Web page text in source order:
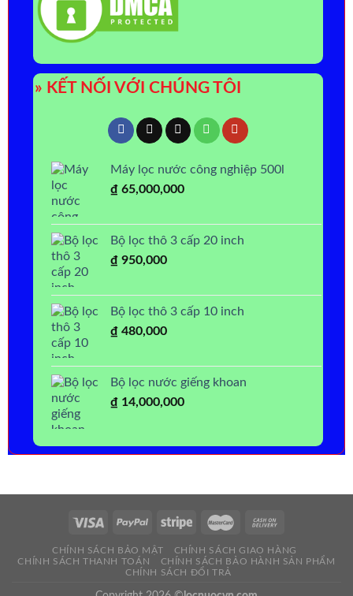
» KẾT NỐI VỚI CHÚNG TÔI
Máy lọc nước công nghiệp 500l
₫65,000,000
Bộ lọc thô 3 cấp 20 inch
₫950,000
Bộ lọc thô 3 cấp 10 inch
₫480,000
Bộ lọc nước giếng khoan
₫14,000,000
CHÍNH SÁCH BẢO MẬT
CHÍNH SÁCH GIAO HÀNG
CHÍNH SÁCH THANH TOÁN
CHÍNH SÁCH BẢO HÀNH SẢN PHẨM
CHÍNH SÁCH ĐỔI TRẢ